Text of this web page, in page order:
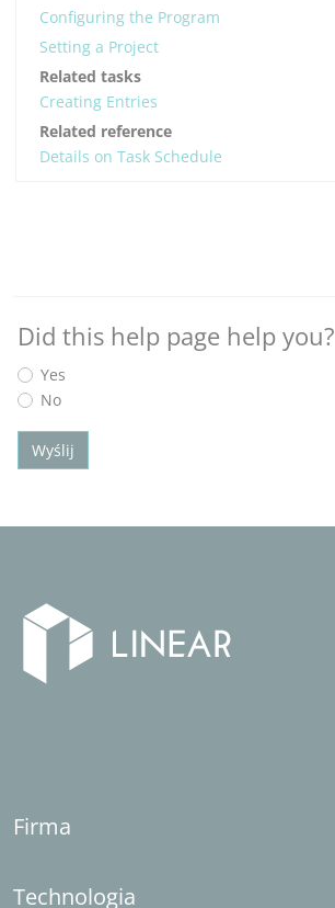
Configuring the Program
Setting a Project
Related tasks
Creating Entries
Related reference
Details on Task Schedule
Did this help page help you?
Yes
No
Wyślij
Firma
Kariera
Technologia